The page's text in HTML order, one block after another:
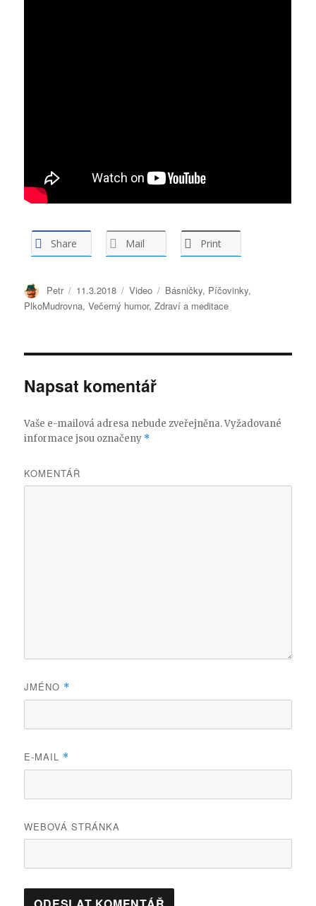
Share Mail Print
Autor:
Petr Publikováno:
11.3.2018 Formát:
Video Rubriky:
Básničky, Píčovinky,
PlkoMudrovna,Večerný humor,Zdraví a meditace
Napsat komentář
Vaše e-mailová adresa nebude zveřejněna.Vyžadované
informace jsou označeny *
KOMENTÁŘ
JMÉNO *
E-MAIL *
WEBOVÁ STRÁNKA